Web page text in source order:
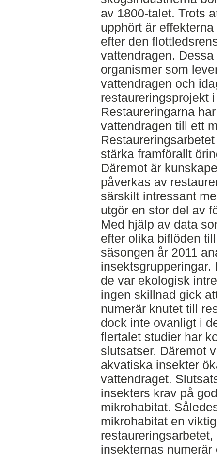
av 1800-talet. Trots
upphört är
efter den
vattendragen.
organismer som
vattendragen och
restaureringsprojekt
Restaureringarna
vattendragen till ett
stärka framförallt
Däremot är
påverkas av
särskilt intressant
utgör en stor del av
Med hjälp av data
efter olika biflöden
säsongen år 2011
insektsgrupperingar.
de var ekologisk
ingen skillnad gick
numerär knutet till
dock inte ovanligt i
flertalet studier har
slutsatser. Däremot
akvatiska insekter
vattendraget.
insekters krav på
mikrohabitat.
mikrohabitat en
insekternas